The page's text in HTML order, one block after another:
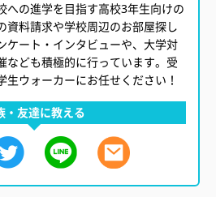
・友達に教える
への進学を目指す高校3年生向けの
資料請求や学校周辺のお部屋探し
ケート・インタビューや、大学対
なども積極的に行っています。受
ウォーカーにお任せください！